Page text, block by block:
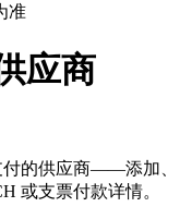
准
应商
付的供应商——添加、
或支票付款详情。